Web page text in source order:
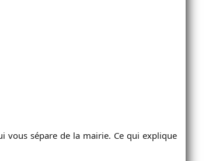
vous sépare de la mairie. Ce qui explique